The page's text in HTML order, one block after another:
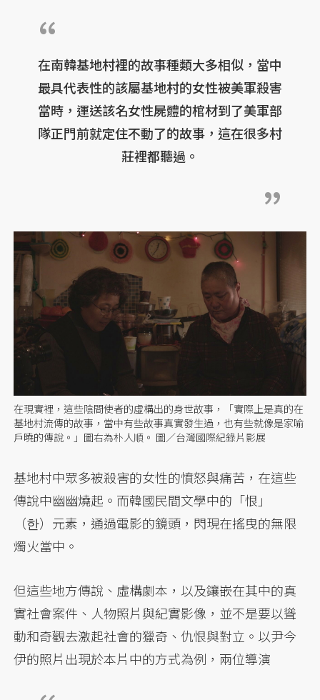
在南韓基地村裡的故事種類大多相似，當中
最具代表性的該屬基地村的女性被美軍殺害
當時，運送該名女性屍體的棺材到了美軍部
隊正門前就定住不動了的故事，這在很多村
莊裡都聽過。
在現實裡，這些陰間使者的虛構出的身世故事，「實際上是真的在
基地村流傳的故事，當中有些故事真實發生過，也有些就像是家喻
戶曉的傳說。」圖右為朴人順。 圖／台灣國際紀錄片影展
基地村中眾多被殺害的女性的憤怒與痛苦，在這些
傳說中幽幽燒起。而韓國民間文學中的「恨」
（한）元素，通過電影的鏡頭，閃現在搖曳的無限
燭火當中。
但這些地方傳說、虛構劇本，以及鑲嵌在其中的真
實社會案件、人物照片與紀實影像，並不是要以聳
動和奇觀去激起社會的獵奇、仇恨與對立。以尹今
伊的照片出現於本片中的方式為例，兩位導演